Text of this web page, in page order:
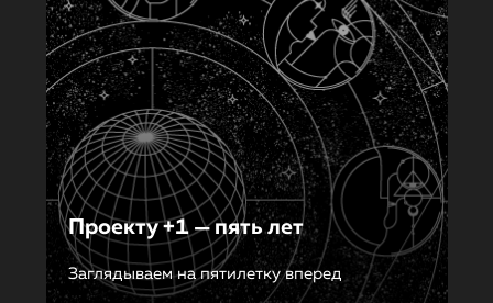
Проекту +1 — пять лет
Заглядываем на пятилетку вперед